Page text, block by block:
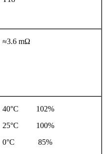
≈3.6 mΩ
40°С 102%
25°С 100%
0°С 85%